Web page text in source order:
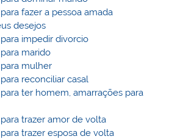
fazer a pessoa amada
desejos
impedir divorcio
marido
mulher
reconciliar casal
ter homem, amarrações para
trazer amor de volta
trazer esposa de volta